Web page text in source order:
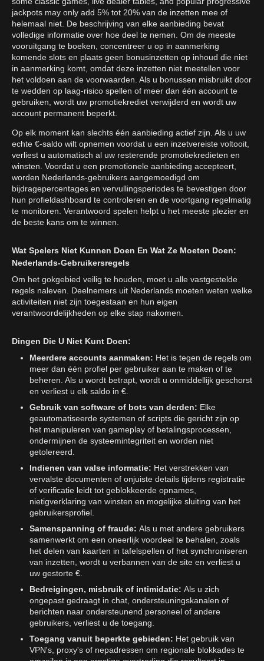
jackpots may only add 5% tot 20% van de inzetten mee of
helemaal niet. De beschrijving van elke aanbieding bevat
volledige informatie over hoe deel te nemen. Om de meeste
vooruitgang te boeken, concentreer u op in aanmerking
komende slots en plaats geen bonusinzetten op inhoud die niet
in aanmerking komt, omdat deze inzetten niet meetellen voor
het voldoen aan de voorwaarden. Als u bonussen misbruikt door
te wedden op laag-risico spellen of meer dan één account te
gebruiken, wordt uw promotiekrediet verwijderd en wordt uw
account permanent beperkt.
Op elk moment kan slechts één aanbieding actief zijn. Als u uw
echte €-saldo wilt opnemen voordat u een inzetvereiste voltooit,
verliest u automatisch al uw resterende promotiekredieten en
winsten. Voordat u een promotionele aanbieding accepteert,
worden Nederlands-gebruikers aangemoedigd om
bijdragepercentages en vervullingsperiodes te bevestigen door
hun profieldashboard te controleren en de voortgang regelmatig
te monitoren. Verantwoord spelen helpt u het meeste plezier en
de beste kans om te winnen.
Wat Spelers Niet Kunnen Doen En Wat Ze Moeten Doen:
Nederlands-Gebruikersregels
Om het gokgebied veilig te houden, moet u alle vastgestelde
regels naleven. Deelnemers uit Nederlands moeten weten welke
activiteiten niet zijn toegestaan en hun eigen
verantwoordelijkheden op elke stap nakomen.
Dingen Die U Niet Kunt Doen:
Meerdere accounts aanmaken: Het is tegen de regels om
meer dan één profiel per gebruiker aan te maken of te
beheren. Als u wordt betrapt, wordt u onmiddellijk geschorst
en verliest u elk saldo in €.
Gebruik van software of bots van derden: Elke
geautomatiseerde systemen of scripts die gericht zijn op
het manipuleren van gameplay of betalingsprocessen,
ondermijnen de systeemintegriteit en worden niet
getolereerd.
Indienen van valse informatie: Het verstrekken van
vervalste documenten of onjuiste details tijdens registratie
of verificatie leidt tot geblokkeerde opnames,
nietigverklaring van winsten en mogelijke sluiting van het
gebruikersprofiel.
Samenspanning of fraude: Als u met andere gebruikers
samenwerkt om een oneerlijk voordeel te behalen, zoals
het delen van kaarten in tafelspellen of het synchroniseren
van inzetten, wordt u verbannen van de site en verliest u
uw gestorte €.
Bedreigingen, misbruik of intimidatie: Als u zich
ongepast gedraagt in chat, ondersteuningskanalen of
berichten naar ondersteunend personeel of andere
gebruikers, verliest u de toegang.
Toegang vanuit beperkte gebieden: Het gebruik van
VPN's, proxy's of nepadressen om regionale blokkades te